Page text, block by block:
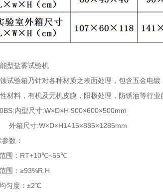
型盐雾试验机
试验箱乃针对各种材质之表面处理，包含五金电
材料，有机及无机皮膜，阳极处理，防锈油等行业
内型尺寸:W×D×H 900×600×500mm
寸:W×D×H1415×885×1285mm
数：
围：RT+10℃~55℃
围：≥93%R.H
匀度：±2℃